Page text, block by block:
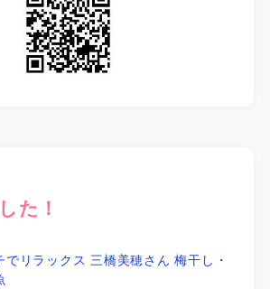
た！
リラックス 三橋美穂さん 梅干し・